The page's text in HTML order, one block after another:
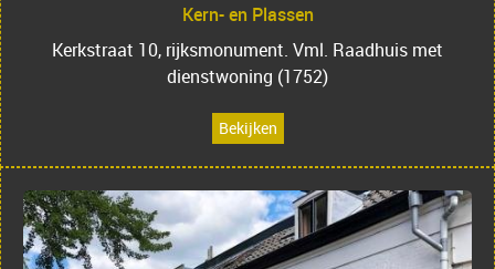
Kern- en Plassen
Kerkstraat 10, rijksmonument. Vml. Raadhuis met
dienstwoning (1752)
Bekijken